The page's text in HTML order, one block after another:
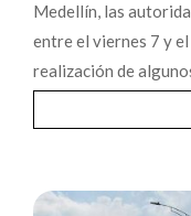
Medellín, las
entre el viernes 7 y
realización de